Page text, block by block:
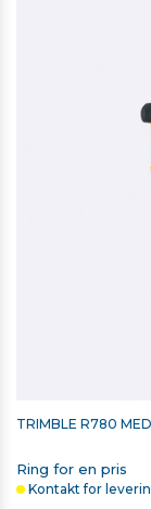
TRIMBLE R780
Ring for en pris
Kontakt for